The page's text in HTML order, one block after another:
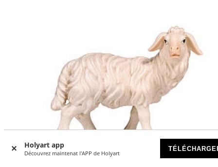
Holyart app
Découvrez maintenat l'APP de Holyart